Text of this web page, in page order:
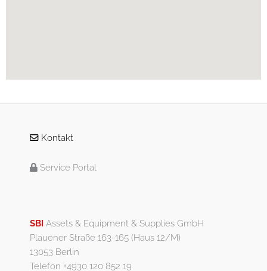
Kontakt
Service Portal
SBI Assets & Equipment & Supplies GmbH
Plauener Straße 163-165 (Haus 12/M)
13053 Berlin
Telefon +4930 120 852 19